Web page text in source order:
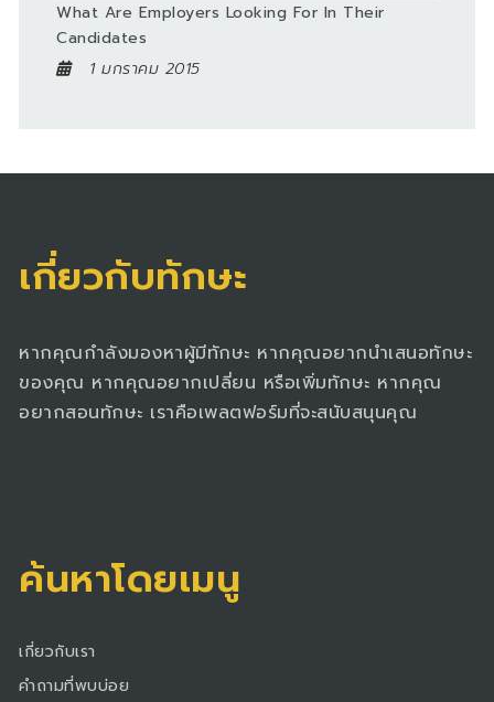
What Are Employers Looking For In Their
Candidates
1 มกราคม 2015
เกี่ยวกับทักษะ
หากคุณกำลังมองหาผู้มีทักษะ หากคุณอยากนำเสนอทักษะ
ของคุณ หากคุณอยากเปลี่ยน หรือเพิ่มทักษะ หากคุณ
อยากสอนทักษะ เราคือเพลตฟอร์มที่จะสนับสนุนคุณ
ค้นหาโดยเมนู
เกี่ยวกับเรา
คำถามที่พบบ่อย